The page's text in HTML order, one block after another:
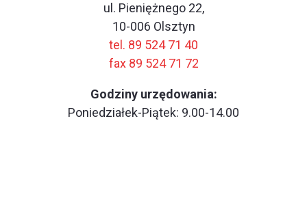
ul. Pieniężnego 22,
10-006 Olsztyn
tel. 89 524 71 40
fax 89 524 71 72
Godziny urzędowania:
Poniedziałek-Piątek: 9.00-14.00